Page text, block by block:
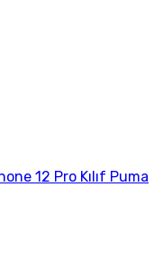
12 Pro Kılıf Puma